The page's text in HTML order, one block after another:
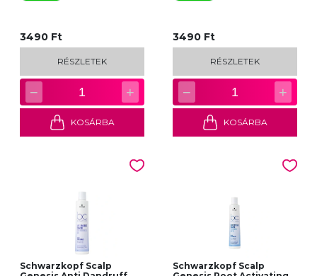
3490 Ft
RÉSZLETEK
− 1 +
KOSÁRBA
3490 Ft
RÉSZLETEK
− 1 +
KOSÁRBA
Schwarzkopf Scalp
Schwarzkopf Scalp